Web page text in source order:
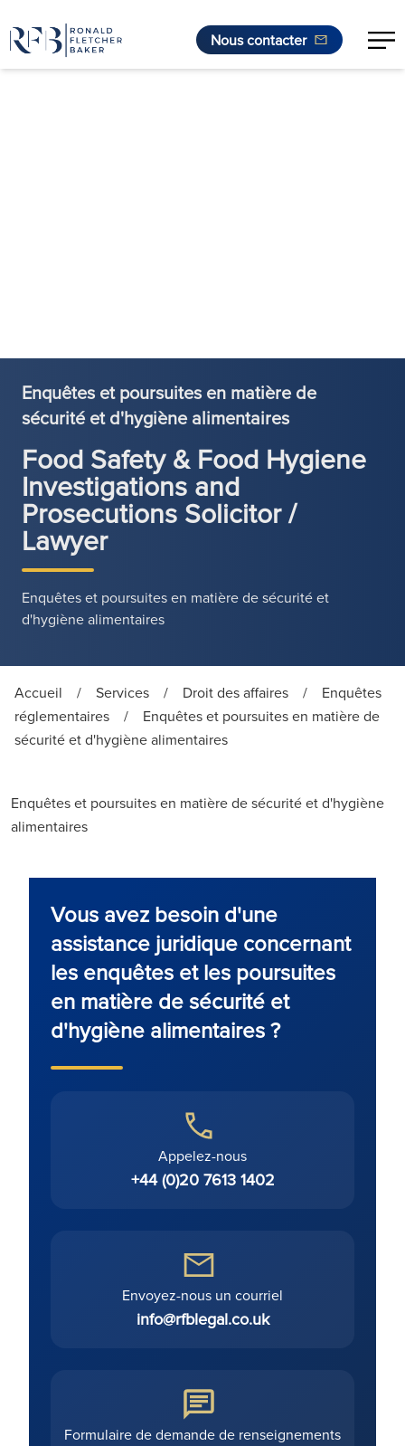
Nous contacter
Enquêtes et poursuites en matière de
sécurité et d'hygiène alimentaires
Food Safety & Food Hygiene
Investigations and
Prosecutions Solicitor /
Lawyer
Enquêtes et poursuites en matière de sécurité et
d'hygiène alimentaires
Accueil / Services / Droit des affaires /
Enquêtes
réglementaires
/
Enquêtes et poursuites en matière de
sécurité et d'hygiène alimentaires
Enquêtes et poursuites en matière de sécurité et d'hygiène
alimentaires
Vous avez besoin d'une
assistance juridique concernant
les enquêtes et les poursuites
en matière de sécurité et
d'hygiène alimentaires ?
Appelez-nous
+44 (0)20 7613 1402
Envoyez-nous un courriel
info@rfblegal.co.uk
Formulaire de demande de renseignements